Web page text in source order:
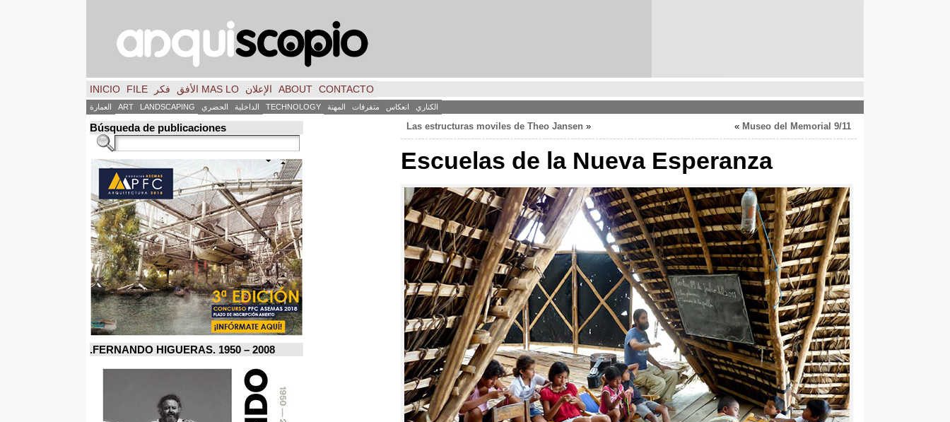
INICIO FILE فكر MAS LO الأفق الإعلان ABOUT CONTACTO
العمارة ART LANDSCAPING الحضري الداخلية TECHNOLOGY المهنة متفرقات انعكاس الكناري
«
Las estructuras moviles de Theo Jansen Museo del Memorial 9/11
»
Escuelas de la Nueva Esperanza
Búsqueda de publicaciones
FERNANDO HIGUERAS. 1950 – 2008.